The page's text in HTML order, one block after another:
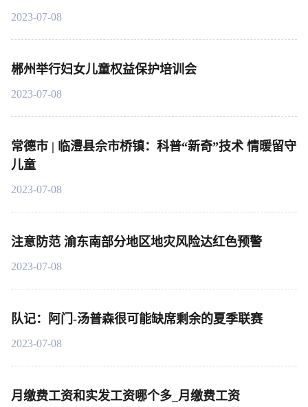
2023-07-08
郴州举行妇女儿童权益保护培训会
2023-07-08
常德市 | 临澧县佘市桥镇：科普“新奇”技术 情暖留守
儿童
2023-07-08
注意防范 渝东南部分地区地灾风险达红色预警
2023-07-08
队记：阿门-汤普森很可能缺席剩余的夏季联赛
2023-07-08
月缴费工资和实发工资哪个多_月缴费工资